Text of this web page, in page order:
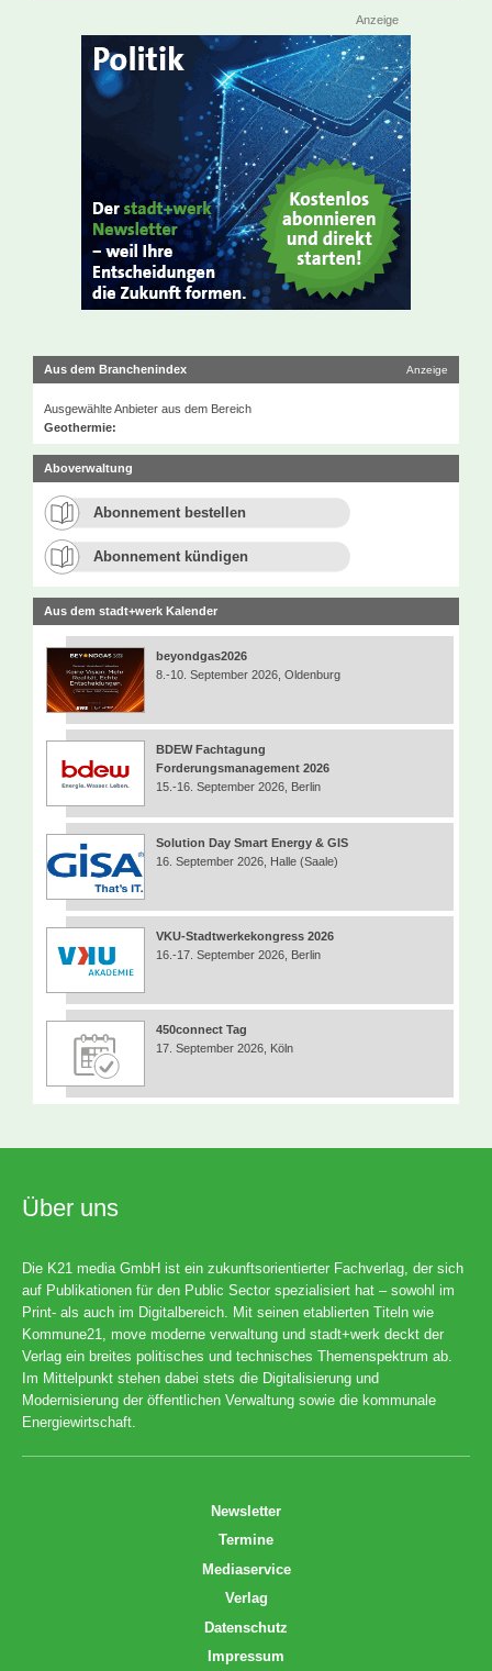
Anzeige
Aus dem Branchenindex Anzeige
Ausgewählte Anbieter aus dem Bereich
Geothermie:
Aboverwaltung
Abonnement bestellen
Abonnement kündigen
Aus dem stadt+werk Kalender
beyondgas2026
8.-10. September 2026, Oldenburg
BDEW Fachtagung
Forderungsmanagement 2026
15.-16. September 2026, Berlin
Solution Day Smart Energy & GIS
16. September 2026, Halle (Saale)
VKU-Stadtwerkekongress 2026
16.-17. September 2026, Berlin
450connect Tag
17. September 2026, Köln
Über uns
Die K21 media GmbH ist ein zukunftsorientierter Fachverlag, der sich
auf Publikationen für den Public Sector spezialisiert hat – sowohl im
Print- als auch im Digitalbereich. Mit seinen etablierten Titeln wie
Kommune21, move moderne verwaltung und stadt+werk deckt der
Verlag ein breites politisches und technisches Themenspektrum ab.
Im Mittelpunkt stehen dabei stets die Digitalisierung und
Modernisierung der öffentlichen Verwaltung sowie die kommunale
Energiewirtschaft.
Newsletter
Termine
Mediaservice
Verlag
Datenschutz
Impressum